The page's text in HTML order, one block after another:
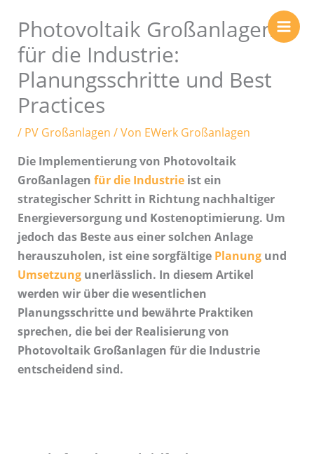
Inhalt
springen
Photovoltaik Großanlagen
für die Industrie:
Planungsschritte und Best
Practices
/ PV Großanlagen / Von EWerk Großanlagen
Die Implementierung von Photovoltaik
Großanlagen für die Industrieist ein
strategischer Schritt in Richtung nachhaltiger
Energieversorgung und Kostenoptimierung. Um
jedoch das Beste aus einer solchen Anlage
herauszuholen, ist eine sorgfältige Planungund
Umsetzungunerlässlich. In diesem Artikel
werden wir über die wesentlichen
Planungsschritte und bewährte Praktiken
sprechen, die bei der Realisierung von
Photovoltaik Großanlagen für die Industrie
entscheidend sind.